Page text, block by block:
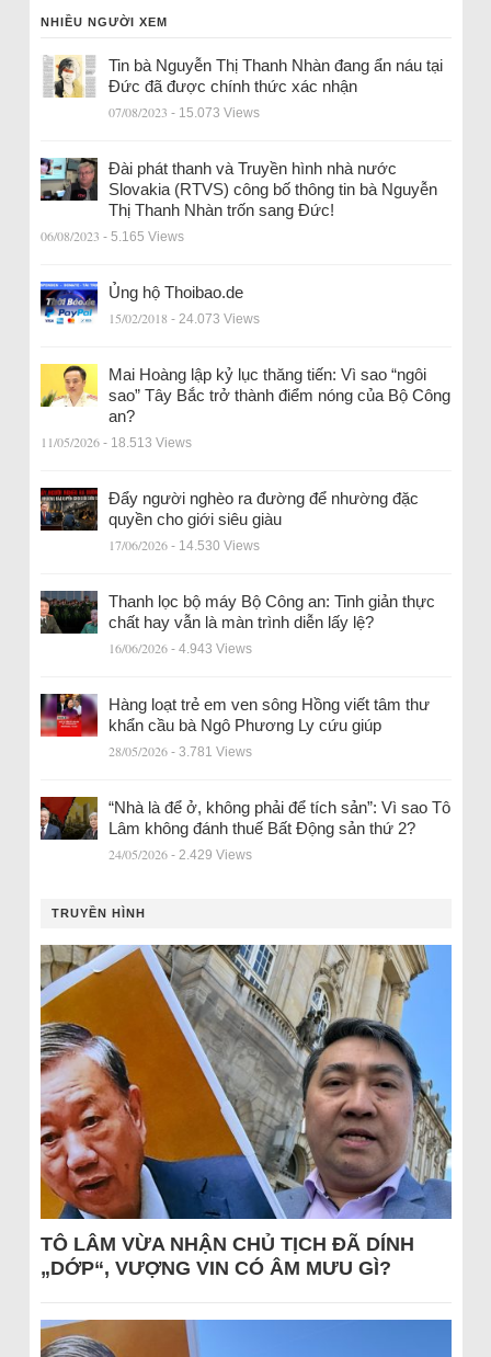
NHIỀU NGƯỜI XEM
Tin bà Nguyễn Thị Thanh Nhàn đang ẩn náu tại
Đức đã được chính thức xác nhận
07/08/2023 - 15.073 Views
Đài phát thanh và Truyền hình nhà nước
Slovakia (RTVS) công bố thông tin bà Nguyễn
Thị Thanh Nhàn trốn sang Đức!
06/08/2023 - 5.165 Views
Ủng hộ Thoibao.de
15/02/2018 - 24.073 Views
Mai Hoàng lập kỷ lục thăng tiến: Vì sao “ngôi
sao” Tây Bắc trở thành điểm nóng của Bộ Công
an?
11/05/2026 - 18.513 Views
Đẩy người nghèo ra đường để nhường đặc
quyền cho giới siêu giàu
17/06/2026 - 14.530 Views
Thanh lọc bộ máy Bộ Công an: Tinh giản thực
chất hay vẫn là màn trình diễn lấy lệ?
16/06/2026 - 4.943 Views
Hàng loạt trẻ em ven sông Hồng viết tâm thư
khẩn cầu bà Ngô Phương Ly cứu giúp
28/05/2026 - 3.781 Views
“Nhà là để ở, không phải để tích sản”: Vì sao Tô
Lâm không đánh thuế Bất Động sản thứ 2?
24/05/2026 - 2.429 Views
TRUYỀN HÌNH
TÔ LÂM VỪA NHẬN CHỦ TỊCH ĐÃ DÍNH
„DỚP“, VƯỢNG VIN CÓ ÂM MƯU GÌ?